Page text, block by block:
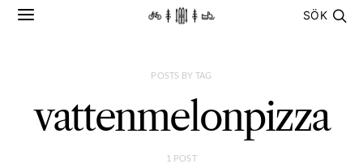
SÖK
POSTS BY TAG
vattenmelonpizza
1 POST